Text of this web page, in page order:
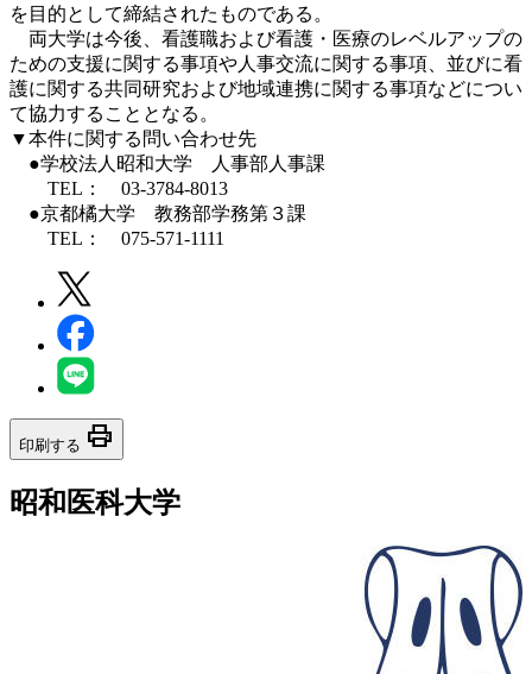
を目的として締結されたものである。
両大学は今後、看護職および看護・医療のレベルアップの
ための支援に関する事項や人事交流に関する事項、並びに看
護に関する共同研究および地域連携に関する事項などについ
て協力することとなる。
▼本件に関する問い合わせ先
●学校法人昭和大学 人事部人事課
TEL： 03-3784-8013
●京都橘大学 教務部学務第３課
TEL： 075-571-1111
印刷する print
昭和医科大学